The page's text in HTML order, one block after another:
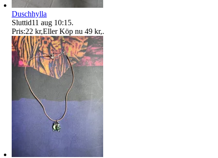
Duschhylla
Sluttid11 aug 10:15.
Pris:22 kr,Eller Köp nu 49 kr,.